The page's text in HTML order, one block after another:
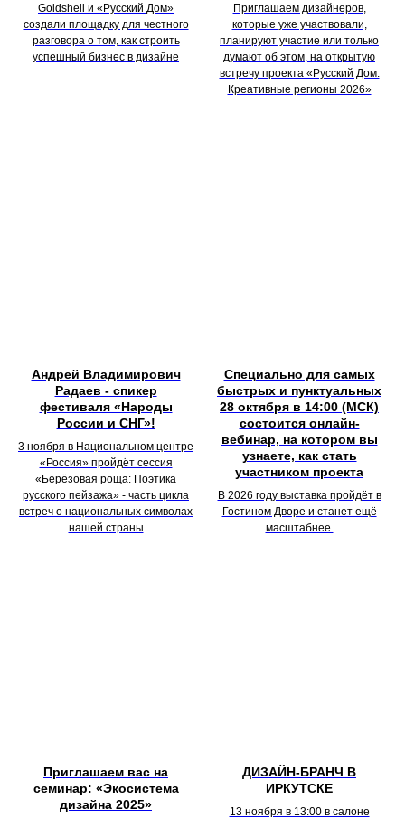
Goldshell и «Русский Дом»
создали площадку для честного
разговора о том, как строить
успешный бизнес в дизайне
Приглашаем дизайнеров,
которые уже участвовали,
планируют участие или только
думают об этом, на открытую
встречу проекта «Русский Дом.
Креативные регионы 2026»
Андрей Владимирович
Радаев - спикер
фестиваля «Народы
России и СНГ»!
3 ноября в Национальном центре
«Россия» пройдёт сессия
«Берёзовая роща: Поэтика
русского пейзажа» - часть цикла
встреч о национальных символах
нашей страны
Специально для самых
быстрых и пунктуальных
28 октября в 14:00 (МСК)
состоится онлайн-
вебинар, на котором вы
узнаете, как стать
участником проекта
В 2026 году выставка пройдёт в
Гостином Дворе и станет ещё
масштабнее.
Приглашаем вас на
семинар: «Экосистема
дизайна 2025»
ДИЗАЙН-БРАНЧ В
ИРКУТСКЕ
13 ноября в 13:00 в салоне